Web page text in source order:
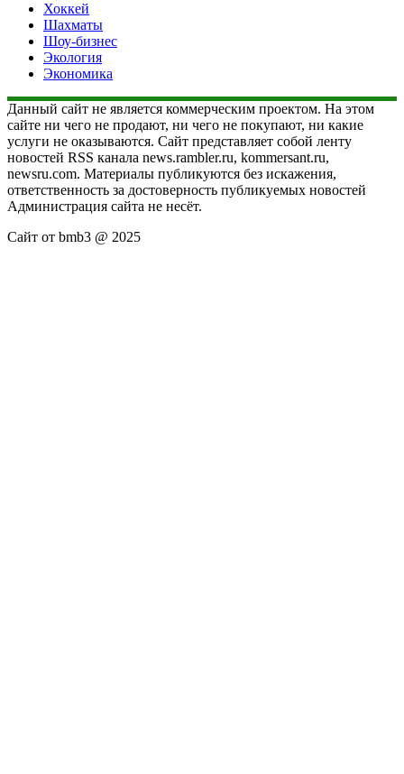
Хоккей
Шахматы
Шоу-бизнес
Экология
Экономика
Данный сайт не является коммерческим проектом. На этом
сайте ни чего не продают, ни чего не покупают, ни какие
услуги не оказываются. Сайт представляет собой ленту
новостей RSS канала news.rambler.ru, kommersant.ru,
newsru.com. Материалы публикуются без искажения,
ответственность за достоверность публикуемых новостей
Администрация сайта не несёт.
Сайт от bmb3 @ 2025